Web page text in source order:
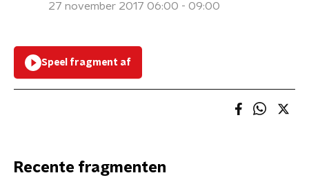
27 november 2017 06:00 - 09:00
Speel fragment af
Recente fragmenten